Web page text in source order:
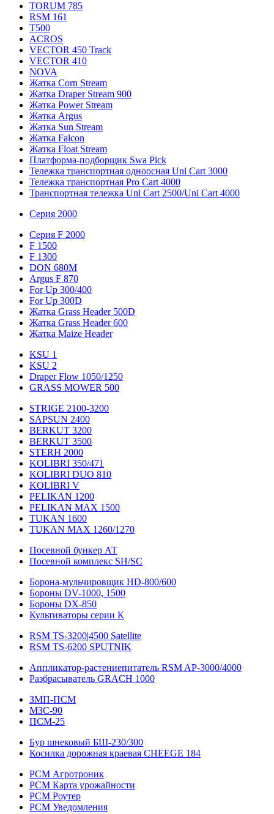
TORUM 785
RSM 161
T500
ACROS
VECTOR 450 Track
VECTOR 410
NOVA
Жатка Corn Stream
Жатка Draper Stream 900
Жатка Power Stream
Жатка Argus
Жатка Sun Stream
Жатка Falcon
Жатка Floаt Stream
Платформа-подборщик Swa Pick
Тележка транспортная одноосная Uni Cart 3000
Тележка транспортная Pro Cart 4000
Транспортная тележка Uni Cart 2500/Uni Cart 4000
Серия 2000
Серия F 2000
F 1500
F 1300
DON 680M
Argus F 870
For Up 300/400
For Up 300D
Жатка Grass Header 500D
Жатка Grass Header 600
Жатка Maize Header
KSU 1
KSU 2
Draper Flow 1050/1250
GRASS MOWER 500
STRIGE 2100-3200
SAPSUN 2400
BERKUT 3200
BERKUT 3500
STERH 2000
KOLIBRI 350/471
KOLIBRI DUO 810
KOLIBRI V
PELIKAN 1200
PELIKAN MAX 1500
TUKAN 1600
TUKAN MAX 1260/1270
Посевной бункер АТ
Посевной комплекс SH/SC
Борона-мульчировщик HD-800/600
Бороны DV-1000, 1500
Бороны DX-850
Культиваторы серии К
RSM TS-3200|4500 Satellite
RSM TS-6200 SPUTNIK
Аппликатор-растениепитатель RSM AP-3000/4000
Разбрасыватель GRACH 1000
ЗМП-ПСМ
МЗС-90
ПСМ-25
Бур шнековый БШ-230/300
Косилка дорожная краевая CHEEGE 184
РСМ Агротроник
РСМ Карта урожайности
РСМ Роутер
РСМ Уведомления